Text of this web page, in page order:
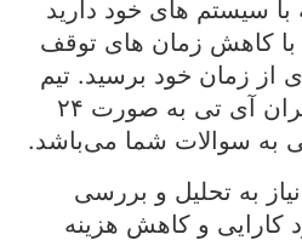
سیستم های خود دارید
با کاهش زمان های توقف
از زمان خود برسید. تیم
پشتیبانی فنی ما در تهران آی تی به صورت ۲۴
به سوالات شما می‌باشد.
به تحلیل و بررسی
کارایی و کاهش هزینه